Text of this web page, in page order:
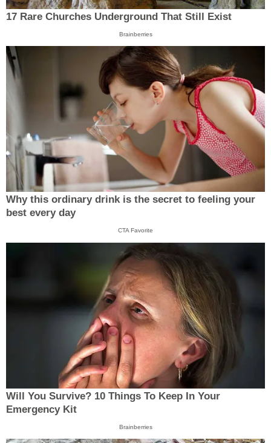
17 Rare Churches Underground That Still Exist
Brainberries
Why this ordinary drink is the secret to feeling your
best every day
CTA Favorite
Will You Survive? 10 Things To Keep In Your
Emergency Kit
Brainberries